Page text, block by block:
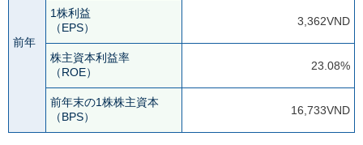
前年
1株利益
（EPS）
3,362VND
株主資本利益率
（ROE）
23.08%
前年末の1株株主資本
（BPS）
16,733VND